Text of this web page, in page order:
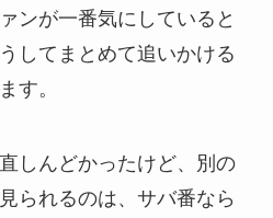
ンが一番気にしていると
してまとめて追いかける
す。
しんどかったけど、別の
られるのは、サバ番なら